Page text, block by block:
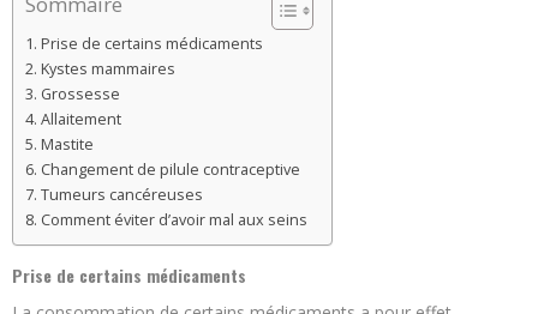
Prise de certains médicaments
Kystes mammaires
Grossesse
Allaitement
Mastite
Changement de pilule contraceptive
Tumeurs cancéreuses
Comment éviter d’avoir mal aux seins
Prise de certains médicaments